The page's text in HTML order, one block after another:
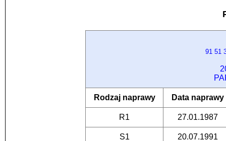
91 51
Rodzaj naprawy Data naprawy
R1 27.01.1987
S1 20.07.1991